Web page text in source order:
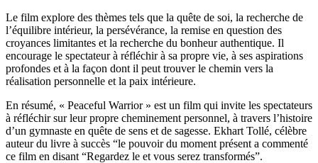
Le film explore des thèmes tels que la quête de soi, la recherche de
l’équilibre intérieur, la persévérance, la remise en question des
croyances limitantes et la recherche du bonheur authentique. Il
encourage le spectateur à réfléchir à sa propre vie, à ses aspirations
profondes et à la façon dont il peut trouver le chemin vers la
réalisation personnelle et la paix intérieure.
En résumé, « Peaceful Warrior » est un film qui invite les spectateurs
à réfléchir sur leur propre cheminement personnel, à travers l’histoire
d’un gymnaste en quête de sens et de sagesse. Ekhart Tollé, célèbre
auteur du livre à succès “le pouvoir du moment présent a commenté
ce film en disant “Regardez le et vous serez transformés”.